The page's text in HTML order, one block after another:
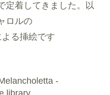
定着してきました。以
ロルの
よる挿絵です